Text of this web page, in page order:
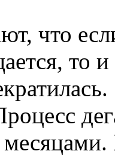
что
то и